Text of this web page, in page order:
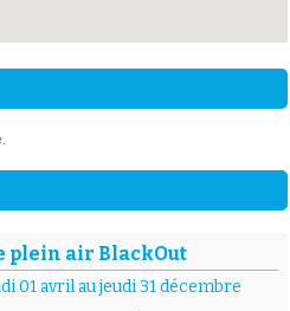
plein air BlackOut
01 avril au jeudi 31 décembre